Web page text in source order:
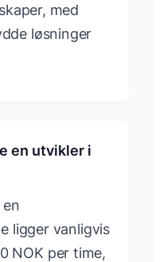
med
løsninger
en utvikler i
ligger vanligvis
NOK per time,